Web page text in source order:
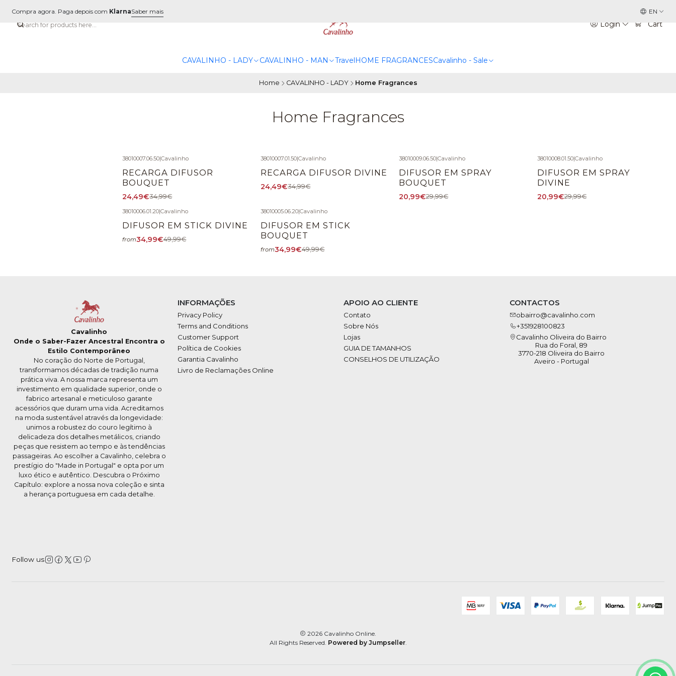
Login Cart
CAVALINHO - LADY CAVALINHO - MAN TravelHOME FRAGRANCESCavalinho - Sale
Compra agora. Paga depois com KlarnaSaber mais EN
Home CAVALINHO - LADY Home Fragrances
Home Fragrances
38010007.06.50|Cavalinho
RECARGA DIFUSOR
BOUQUET
24,49€34,99€
38010007.01.50|Cavalinho
RECARGA DIFUSOR DIVINE
24,49€34,99€
38010009.06.50|Cavalinho
DIFUSOR EM SPRAY
BOUQUET
20,99€29,99€
38010008.01.50|Cavalinho
DIFUSOR EM SPRAY
DIVINE
20,99€29,99€
38010006.01.20|Cavalinho
DIFUSOR EM STICK DIVINE
from34,99€49,99€
38010005.06.20|Cavalinho
DIFUSOR EM STICK
BOUQUET
from34,99€49,99€
Cavalinho
Onde o Saber-Fazer Ancestral Encontra o
Estilo Contemporâneo
No coração do Norte de Portugal,
transformamos décadas de tradição numa
prática viva. A nossa marca representa um
investimento em qualidade superior, onde o
fabrico artesanal e meticuloso garante
acessórios que duram uma vida. Acreditamos
na moda sustentável através da longevidade:
unimos a robustez do couro legítimo à
delicadeza dos detalhes metálicos, criando
peças que resistem ao tempo e às tendências
passageiras. Ao escolher a Cavalinho, celebra o
prestígio do "Made in Portugal" e opta por um
luxo ético e autêntico. Descubra o Próximo
Capítulo: explore a nossa nova coleção e sinta
a herança portuguesa em cada detalhe.
Follow us
INFORMAÇÕES
Privacy Policy
Terms and Conditions
Customer Support
Política de Cookies
Garantia Cavalinho
Livro de Reclamações Online
APOIO AO CLIENTE
Contato
Sobre Nós
Lojas
GUIA DE TAMANHOS
CONSELHOS DE UTILIZAÇÃO
CONTACTOS
obairro@cavalinho.com
+351928100823
Cavalinho Oliveira do Bairro
Rua do Foral, 89
3770-218 Oliveira do Bairro
Aveiro - Portugal
2026 Cavalinho Online.
All Rights Reserved. Powered by Jumpseller.